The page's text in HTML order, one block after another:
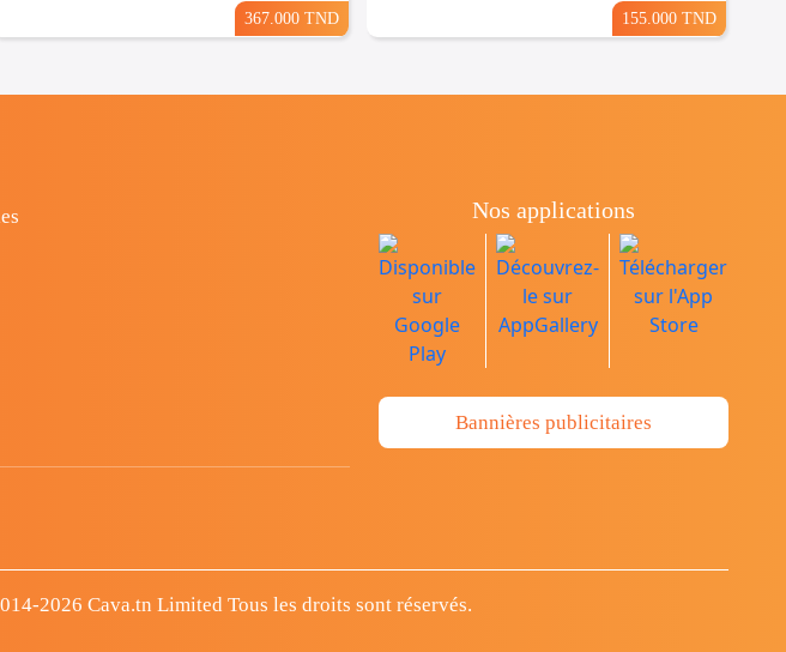
367.000 TND 155.000 TND
Nos applications
Bannières publicitaires
2026 Cava.tn Limited Tous les droits sont réservés.